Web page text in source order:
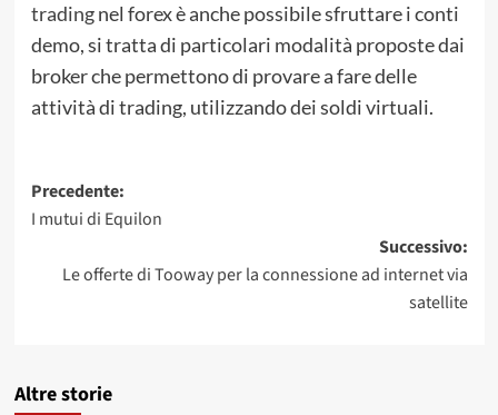
tradingnel forex è anche possibile sfruttare i conti
demo, si tratta di particolari modalità proposte dai
broker che permettono di provare a fare delle
attività di trading, utilizzando dei soldi virtuali.
Navigazione
articolo
Precedente:
I mutui di Equilon
Successivo:
Le offerte di Tooway per la connessione ad internet via
satellite
Altre storie